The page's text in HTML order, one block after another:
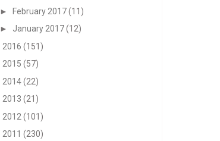
► February 2017 (11)
► January 2017 (12)
2016 (151)
2015 (57)
2014(22)
2013 (21)
2012 (101)
2011 (230)